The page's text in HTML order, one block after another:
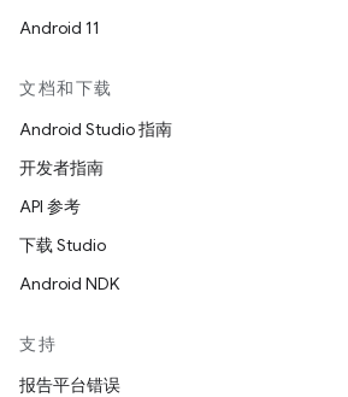
Android 11
文档和下载
Android Studio 指南
开发者指南
API 参考
下载 Studio
Android NDK
支持
报告平台错误